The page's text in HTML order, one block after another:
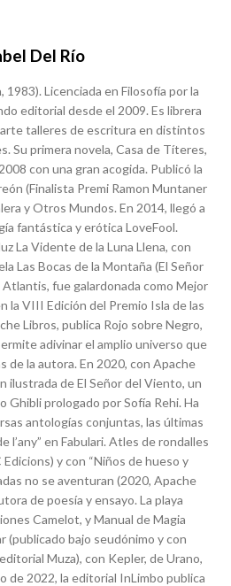
Del Río
1983). Licenciada en Filosofía por la
editorial desde el 2009. Es librera
talleres de escritura en distintos
Su primera novela, Casa de Títeres,
con una gran acogida. Publicó la
(Finalista Premi Ramon Muntaner
y Otros Mundos. En 2014, llegó a
fantástica y erótica LoveFool.
La Vidente de la Luna Llena, con
Las Bocas de la Montaña (El Señor
fue galardonada como Mejor
la VIII Edición del Premio Isla de las
Libros, publica Rojo sobre Negro,
adivinar el amplio universo que
de la autora. En 2020, con Apache
ilustrada de El Señor del Viento, un
Ghibli prologado por Sofía Rehi. Ha
antologías conjuntas, las últimas
l’any” en Fabulari. Atles de rondalles
y con “Niños de hueso y
no se aventuran (2020, Apache
de poesía y ensayo. La playa
Camelot, y Manual de Magia
(publicado bajo seudónimo y con
Muza), con Kepler, de Urano,
de 2022, la editorial InLimbo publica